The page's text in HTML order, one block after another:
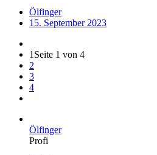
Ölfinger
15. September 2023
1 Seite 1 von 4
2
3
4
Ölfinger
Profi